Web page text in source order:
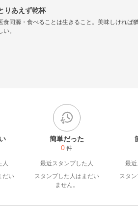
りあえず乾杯
食同源・食べることは生きること。美味しければ
い。
人
だい
簡単だった
0 件
最近スタンプした人
スタンプした人はまだい
ません。
最
スタ